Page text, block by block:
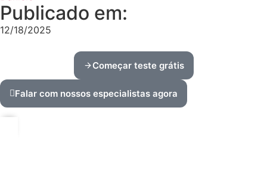
Publicado em:
12/18/2025
Começar teste grátis
Falar com nossos especialistas agora